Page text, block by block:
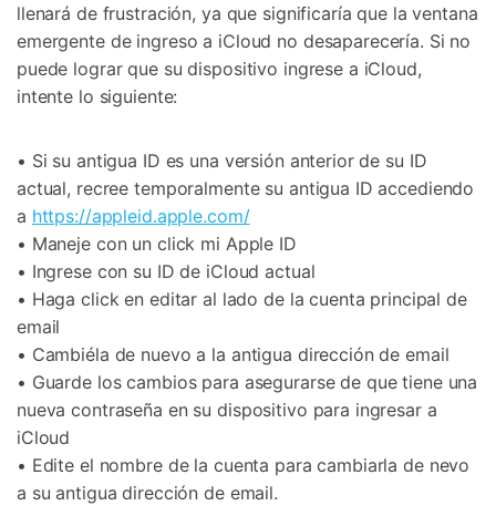
llenará de frustración, ya que significaría que la ventana
emergente de ingreso a iCloud no desaparecería. Si no
puede lograr que su dispositivo ingrese a iCloud,
intente lo siguiente:
• Si su antigua ID es una versión anterior de su ID
actual, recree temporalmente su antigua ID accediendo
a https://appleid.apple.com/
• Maneje con un click mi Apple ID
• Ingrese con su ID de iCloud actual
• Haga click en editar al lado de la cuenta principal de
email
• Cambiéla de nuevo a la antigua dirección de email
• Guarde los cambios para asegurarse de que tiene una
nueva contraseña en su dispositivo para ingresar a
iCloud
• Edite el nombre de la cuenta para cambiarla de nevo
a su antigua dirección de email.